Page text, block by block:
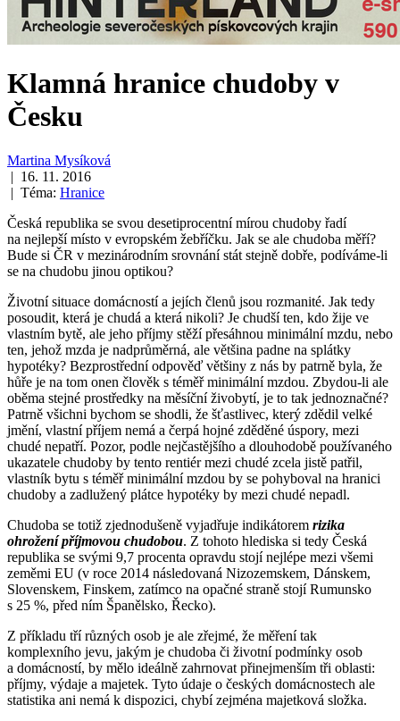
Klamná hranice chudoby v
Česku
Martina Mysíková
| 16. 11. 2016
| Téma: Hranice
Česká republika se svou desetiprocentní mírou chudoby řadí
na nejlepší místo v evropském žebříčku. Jak se ale chudoba měří?
Bude si ČR v mezinárodním srovnání stát stejně dobře, podíváme-li
se na chudobu jinou optikou?
Životní situace domácností a jejích členů jsou rozmanité. Jak tedy
posoudit, která je chudá a která nikoli? Je chudší ten, kdo žije ve
vlastním bytě, ale jeho příjmy stěží přesáhnou minimální mzdu, nebo
ten, jehož mzda je nadprůměrná, ale většina padne na splátky
hypotéky? Bezprostřední odpověď většiny z nás by patrně byla, že
hůře je na tom onen člověk s téměř minimální mzdou. Zbydou-li ale
oběma stejné prostředky na měsíční živobytí, je to tak jednoznačné?
Patrně všichni bychom se shodli, že šťastlivec, který zdědil velké
jmění, vlastní příjem nemá a čerpá hojné zděděné úspory, mezi
chudé nepatří. Pozor, podle nejčastějšího a dlouhodobě používaného
ukazatele chudoby by tento rentiér mezi chudé zcela jistě patřil,
vlastník bytu s téměř minimální mzdou by se pohyboval na hranici
chudoby a zadlužený plátce hypotéky by mezi chudé nepadl.
Chudoba se totiž zjednodušeně vyjadřuje indikátorem rizika
ohrožení příjmovou chudobou. Z tohoto hlediska si tedy Česká
republika se svými 9,7 procenta opravdu stojí nejlépe mezi všemi
zeměmi EU (v roce 2014 následovaná Nizozemskem, Dánskem,
Slovenskem, Finskem, zatímco na opačné straně stojí Rumunsko
s 25 %, před ním Španělsko, Řecko).
Z příkladu tří různých osob je ale zřejmé, že měření tak
komplexního jevu, jakým je chudoba či životní podmínky osob
a domácností, by mělo ideálně zahrnovat přinejmenším tři oblasti:
příjmy, výdaje a majetek. Tyto údaje o českých domácnostech ale
statistika ani nemá k dispozici, chybí zejména majetková složka.